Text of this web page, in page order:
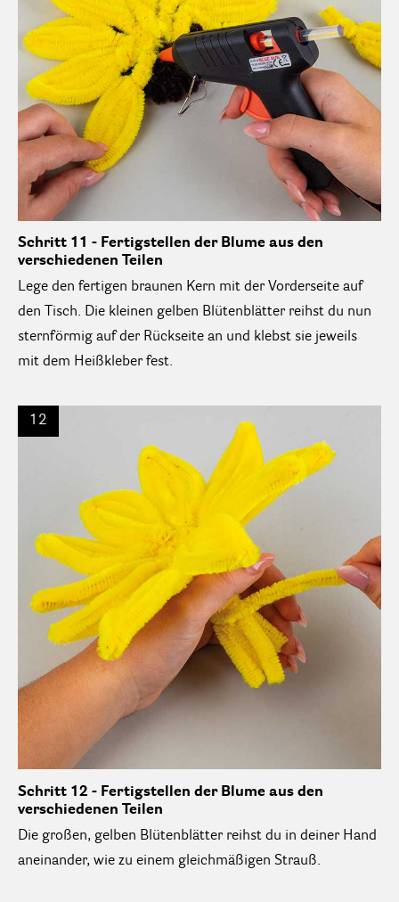
Schritt 11 - Fertigstellen der Blume aus den
verschiedenen Teilen
Lege den fertigen braunen Kern mit der Vorderseite auf
den Tisch. Die kleinen gelben Blütenblätter reihst du nun
sternförmig auf der Rückseite an und klebst sie jeweils
mit dem Heißkleber fest.
12
Schritt 12 - Fertigstellen der Blume aus den
verschiedenen Teilen
Die großen, gelben Blütenblätter reihst du in deiner Hand
aneinander, wie zu einem gleichmäßigen Strauß.